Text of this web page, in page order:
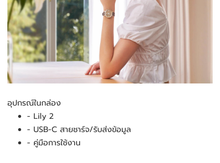
อุปกรณ์ในกล่อง
- Lily 2
- USB-C สายชาร์จ/รับส่งข้อมูล
- คู่มือการใช้งาน